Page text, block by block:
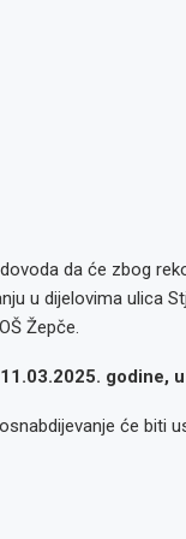
da će zbog
u dijelovima ulica
Žepče.
11.03.2025. godine,
će biti